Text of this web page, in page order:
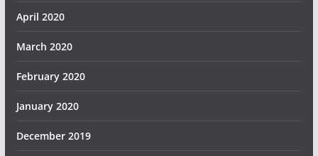
April 2020
March 2020
February 2020
January 2020
December 2019